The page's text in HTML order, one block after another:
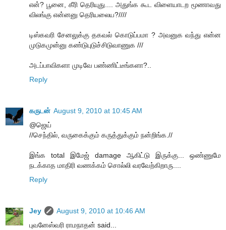
என்? பூனை, கீரி தெரியுது.... அதுங்க கூட விளையாடற மூணாவது
விலங்கு என்னனு தெரியலைய?////
டிஸ்கவரி சேனலுக்கு தகவல் கொடுப்பமா ? அவனுக வந்து என்ன
முடுகமுன்னு கண்டுபுடுச்சிடுவாணுக ///
அடப்பாவிகளா முடிவே பண்ணிட்டீங்களா?..
Reply
கருடன் August 9, 2010 at 10:45 AM
@ஜெய்
//செந்தில், வருகைக்கும் கருத்துக்கும் நன்றிங்க.//
இங்க total இமேஜ் damage ஆகிட்டு இருக்கு... ஒண்ணுமே
நடக்காத மாதிரி வணக்கம் சொல்லி வரவேற்கிறாரு....
Reply
Jey
August 9, 2010 at 10:46 AM
புவனேஸ்வரி ராமநாதன் said...